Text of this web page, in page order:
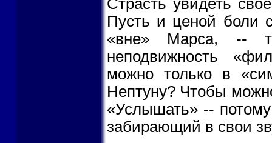
Страсть увидеть
Пусть и ценой боли
«вне» Марса, --
неподвижность
можно только в
Нептуну? Чтобы
«Услышать» --
забирающий в свои